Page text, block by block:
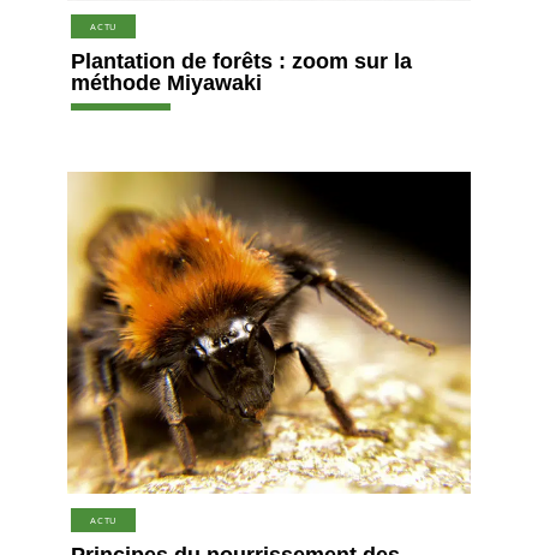
ACTU
Plantation de forêts : zoom sur la
méthode Miyawaki
ACTU